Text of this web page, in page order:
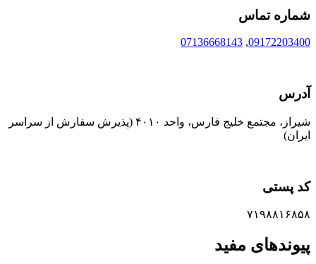
شماره تماس
09172203400
,
07136668143
آدرس
شیراز، مجتمع خلیج فارس، واحد ۴۰۱۰ (پذیرش سفارش از سراسر
ایران)
کد پستی
۷۱۹۸۸۱۶۸۵۸
پیوندهای مفید